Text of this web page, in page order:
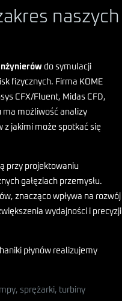
naszych
do symulacji
fizycznych. Firma KOME
CFX/Fluent, Midas CFD,
ma możliwość analizy
z jakimi może spotkać się
przy projektowaniu
gałęziach przemysłu.
znacząco wpływa na rozwój
wydajności i precyzji
płynów realizujemy
sprężarki, turbiny